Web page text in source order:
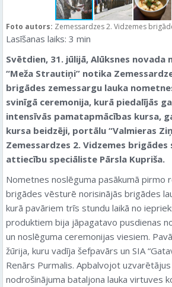
Foto autors: Zemessardzes 2. Vidzemes
Lasīšanas laiks: 3 min
Svētdien, 31. jūlijā, Alūksnes novada
“Meža Strautiņi” notika
brigādes zemessargu lauka
svinīgā ceremonija, kurā piedalījās
intensīvās pamatapmācības kursa,
kursa beidzēji, portālu “Valmieras
Zemessardzes 2. Vidzemes
attiecību speciāliste Pārsla Kupriša.
Nometnes noslēguma pasākumā pirmo
brigādes vēsturē norisinājās brigādes
kurā pavāriem trīs stundu laikā no
produktiem bija jāpagatavo pusdienas
un noslēguma ceremonijas viesiem.
žūrija, kuru vadīja šefpavārs un SIA
Renārs Purmalis. Apbalvojot uzvarētājus
nodrošinājuma bataljona lauka virtuves